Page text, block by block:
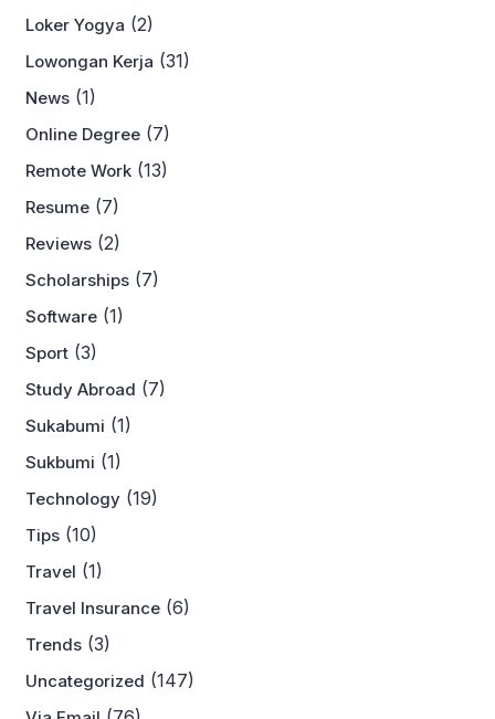
Loker Yogya (2)
Lowongan Kerja (31)
News (1)
Online Degree (7)
Remote Work (13)
Resume (7)
Reviews (2)
Scholarships (7)
Software (1)
Sport (3)
Study Abroad (7)
Sukabumi (1)
Sukbumi (1)
Technology (19)
Tips (10)
Travel (1)
Travel Insurance (6)
Trends (3)
Uncategorized (147)